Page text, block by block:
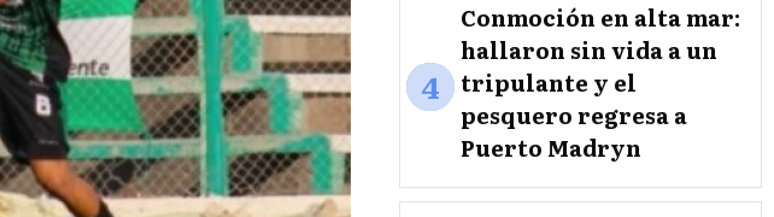
4
Conmoción en alta mar:
hallaron sin vida a un
tripulante y el
pesquero regresa a
Puerto Madryn